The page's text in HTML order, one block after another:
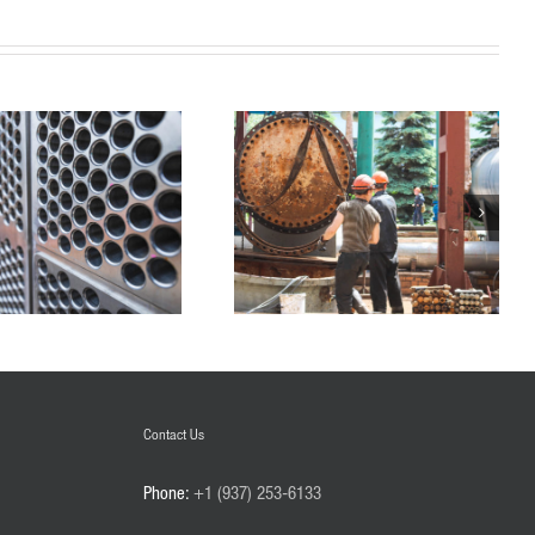
Uso del abocardado de
tubos de condensador
para mejorar el flujo y
la confiabilidad
expansión de tubos:
Cómo proteger sus
herramientas
expansoras
Contact Us
Phone: +1 (937) 253-6133